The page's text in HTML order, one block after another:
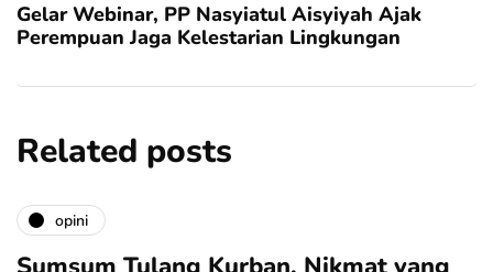
Gelar Webinar, PP Nasyiatul Aisyiyah Ajak
Perempuan Jaga Kelestarian Lingkungan
Related posts
opini